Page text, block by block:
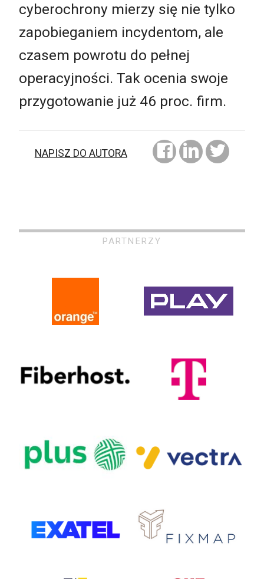
cyberochrony mierzy się nie tylko
zapobieganiem incydentom, ale
czasem powrotu do pełnej
operacyjności. Tak ocenia swoje
przygotowanie już 46 proc. firm.
NAPISZ DO AUTORA
PARTNERZY